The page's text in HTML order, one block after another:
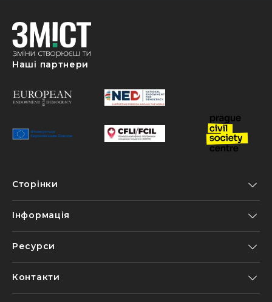
Наші партнери
Сторінки
Інформація
Ресурси
Контакти